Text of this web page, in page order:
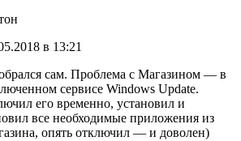
в 13:21
сам. Проблема с Магазином — в
сервисе Windows Update.
его временно, установил и
все необходимые приложения из
опять отключил — и доволен)